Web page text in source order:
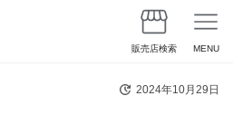
販売店検索 MENU
2024年10月29日